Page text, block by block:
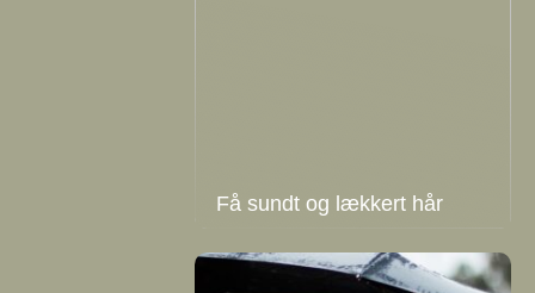
Få sundt og lækkert hår